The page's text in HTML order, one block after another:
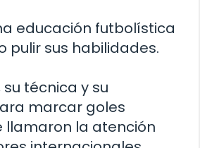
educación futbolística
pulir sus habilidades.
técnica y su
marcar goles
llamaron la atención